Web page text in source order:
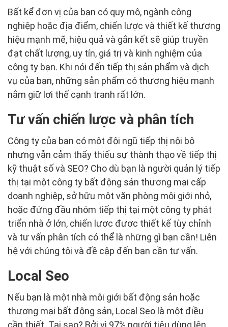
Bất kể đơn vị của bạn có quy mô, ngành công
nghiệp hoặc địa điểm, chiến lược và thiết kế thương
hiệu mạnh mẽ, hiệu quả và gắn kết sẽ giúp truyền
đạt chất lượng, uy tín, giá trị và kinh nghiệm của
công ty bạn. Khi nói đến tiếp thị sản phẩm và dịch
vụ của bạn, những sản phẩm có thương hiệu mạnh
nắm giữ lợi thế cạnh tranh rất lớn.
Tư vấn chiến lược và phân tích
Công ty của bạn có một đội ngũ tiếp thị nội bộ
nhưng vẫn cảm thấy thiếu sự thành thạo về tiếp thị
kỹ thuật số và SEO? Cho dù bạn là người quản lý tiếp
thị tại một công ty bất động sản thương mại cấp
doanh nghiệp, sở hữu một văn phòng môi giới nhỏ,
hoặc đứng đầu nhóm tiếp thị tại một công ty phát
triển nhà ở lớn, chiến lược được thiết kế tùy chỉnh
và tư vấn phân tích có thể là những gì bạn cần! Liên
hệ với chúng tôi và đề cập đến bạn cần tư vấn.
Local Seo
Nếu bạn là một nhà môi giới bất động sản hoặc
thương mại bất động sản, Local Seo là một điều
cần thiết. Tại sao? Bởi vì 97% người tiêu dùng lên